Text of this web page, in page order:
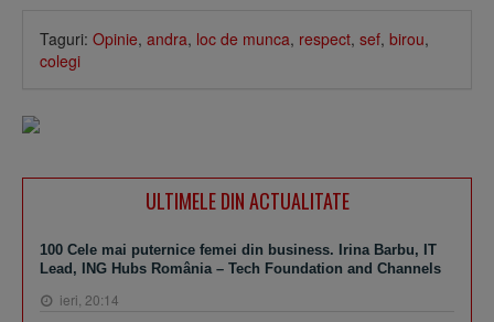
Taguri: Opinie, andra, loc de munca, respect, sef, birou,
colegi
ULTIMELE DIN ACTUALITATE
100 Cele mai puternice femei din business. Irina Barbu, IT
Lead, ING Hubs România – Tech Foundation and Channels
ieri, 20:14